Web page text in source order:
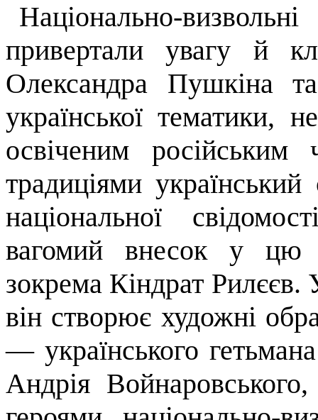
Національно-
привертали увагу й
Олександра Пушкіна
української тематики,
освіченим російським
тради­ціями
національної
вагомий внесок у цю
зокрема Кіндрат
він створює художні
— україн­ського
Андрія